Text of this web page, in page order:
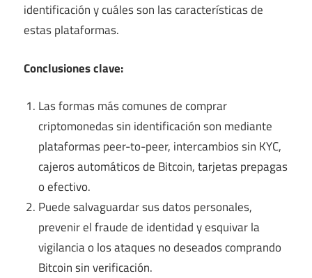
identificación y cuáles son las características de
estas plataformas.
Conclusiones clave:
Las formas más comunes de comprar
criptomonedas sin identificación son mediante
plataformas peer-to-peer, intercambios sin KYC,
cajeros automáticos de Bitcoin, tarjetas prepagas
o efectivo.
Puede salvaguardar sus datos personales,
prevenir el fraude de identidad y esquivar la
vigilancia o los ataques no deseados comprando
Bitcoin sin verificación.